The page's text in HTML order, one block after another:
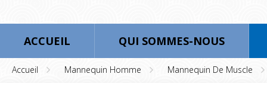
ACCUEIL QUI SOMMES-NOUS
Accueil Mannequin Homme Mannequin De Muscle